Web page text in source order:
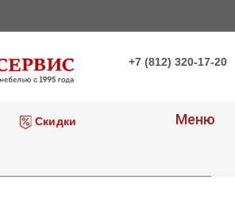
+7 (812) 320-17-20
Скидки Меню